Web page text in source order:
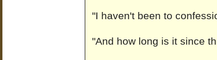
"I haven't been to
"And how long is it since